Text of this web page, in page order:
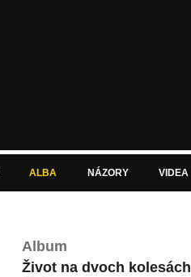
ALBA NÁZORY VIDEA
Album
Život na dvoch kolesách